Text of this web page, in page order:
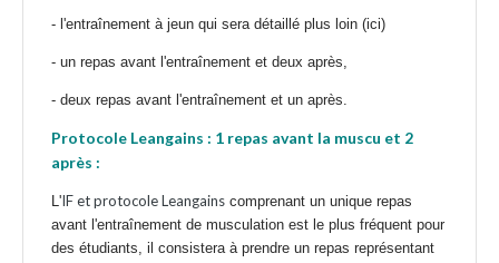
- l'entraînement à jeun qui sera détaillé plus loin (ici)
- un repas avant l'entraînement et deux après,
- deux repas avant l'entraînement et un après.
Protocole Leangains : 1 repas avant la muscu et 2
après :
L'IF et protocole Leangains comprenant un unique repas
avant l'entraînement de musculation est le plus fréquent pour
des étudiants, il consistera à prendre un repas représentant